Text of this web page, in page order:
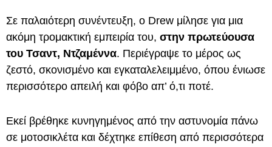
Σε παλαιότερη συνέντευξη, ο Drew μίλησε για μια
ακόμη τρομακτική εμπειρία του, στην πρωτεύουσα
του Τσαντ, Ντζαμέννα. Περιέγραψε το μέρος ως
ζεστό, σκονισμένο και εγκαταλελειμμένο, όπου ένιωσε
περισσότερο απειλή και φόβο απ’ ό,τι ποτέ.
Εκεί βρέθηκε κυνηγημένος από την αστυνομία πάνω
σε μοτοσικλέτα και δέχτηκε επίθεση από περισσότερα